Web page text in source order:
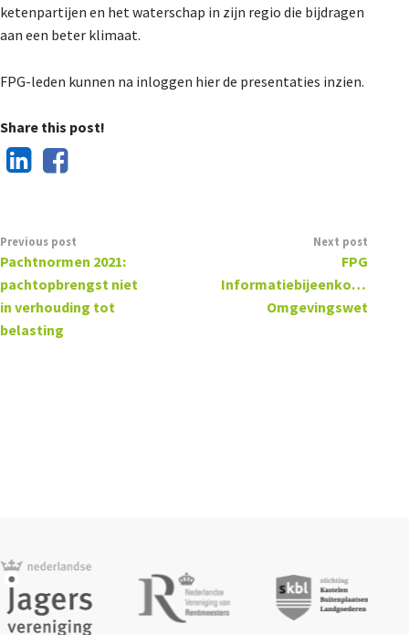
ketenpartijen en het waterschap in zijn regio die bijdragen
aan een beter klimaat.
FPG-leden kunnen na inloggen hier de presentaties inzien.
Share this post!
Previous post
Pachtnormen 2021:
pachtopbrengst niet
in verhouding tot
belasting
Next post
FPG
Informatiebijeenkomst
Omgevingswet